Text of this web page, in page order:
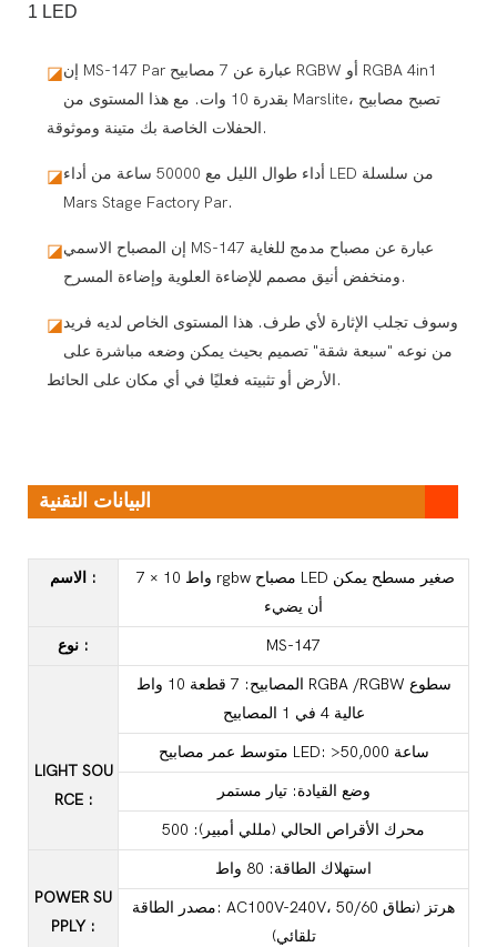
1 LED
◪إن MS-147 Par عبارة عن 7 مصابيح RGBW أو RGBA 4in1
بقدرة 10 وات. مع هذا المستوى من Marslite، تصبح مصابيح
الحفلات الخاصة بك متينة وموثوقة.
◪أداء طوال الليل مع 50000 ساعة من أداء LED من سلسلة
Mars Stage Factory Par.
◪إن المصباح الاسمي MS-147 عبارة عن مصباح مدمج للغاية
ومنخفض أنيق مصمم للإضاءة العلوية وإضاءة المسرح.
◪وسوف تجلب الإثارة لأي طرف. هذا المستوى الخاص لديه فريد
من نوعه "سبعة شقة" تصميم بحيث يمكن وضعه مباشرة على
الأرض أو تثبيته فعليًا في أي مكان على الحائط.
البيانات التقنية
:
7 × 10 واط rgbw مصباح LED صغير مسطح يمكن
أن يضيء
: MS-147
LIGHT SOU
RCE :
المصابيح: 7 قطعة 10 واط RGBA /RGBW سطوع
عالية 4 في 1 المصابيح
متوسط ​​عمر مصابيح LED: >50,000 ساعة
وضع القيادة: تيار مستمر
محرك الأقراص الحالي (مللي أمبير): 500
POWER SU
PPLY :
استهلاك الطاقة: 80 واط
مصدر الطاقة: AC100V-240V، 50/60 هرتز (نطاق
تلقائي)